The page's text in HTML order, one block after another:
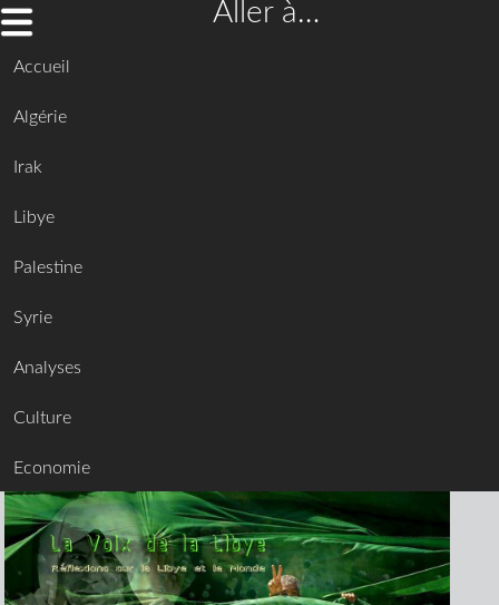
Aller à…
Accueil
Algérie
Irak
Libye
Palestine
Syrie
Analyses
Culture
Economie